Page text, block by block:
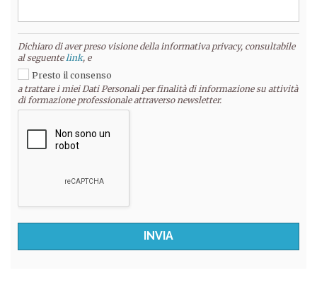
Dichiaro di aver preso visione della informativa privacy, consultabile
al seguentelink, e
Presto il consenso
a trattare i miei Dati Personali per finalità di informazione su attività
di formazione professionale attraverso newsletter.